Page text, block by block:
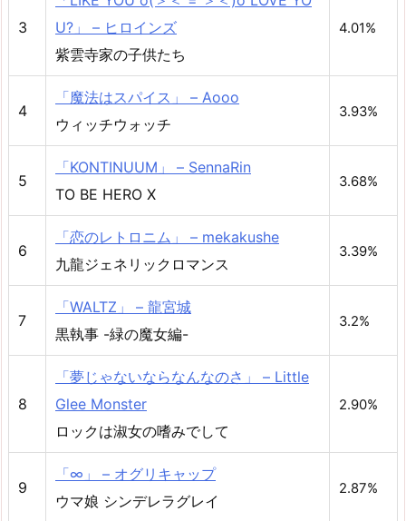
3
U?」 – ヒロインズ
紫雲寺家の子供たち
4.01%
4
「魔法はスパイス」 – Aooo
ウィッチウォッチ
3.93%
5
「KONTINUUM」 – SennaRin
TO BE HERO X
3.68%
6
「恋のレトロニム」 – mekakushe
九龍ジェネリックロマンス
3.39%
7
「WALTZ」 – 龍宮城
黒執事 -緑の魔女編-
3.2%
8
「夢じゃないならなんなのさ」 – Little
Glee Monster
ロックは淑女の嗜みでして
2.90%
9
「∞」 – オグリキャップ
ウマ娘 シンデレラグレイ
2.87%